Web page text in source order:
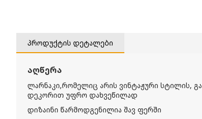
პროდუქტის დეტალები
აღწერა
ლარნაკი,რომელიც არის ვინტაჟური სტილის,
დეკორით უფრო დახვეწილად
დიზაინი წარმოდგენილია შავ ფერში